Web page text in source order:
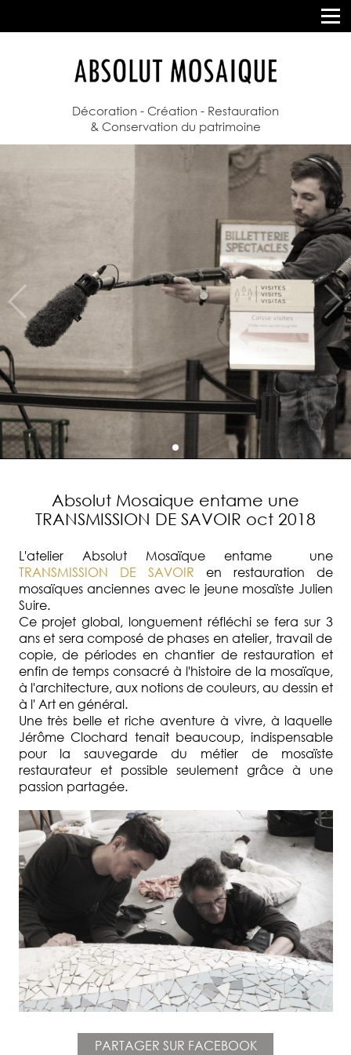
Décoration - Création - Restauration
& Conservation du patrimoine
Absolut Mosaique entame une
TRANSMISSION DE SAVOIR oct 2018
L'atelier Absolut Mosaïque entame une
TRANSMISSION DE SAVOIR en restauration de
mosaïques anciennes avec le jeune mosaïste Julien
Suire.
Ce projet global, longuement réfléchi se fera sur 3
ans et sera composé de phases en atelier, travail de
copie, de périodes en chantier de restauration et
enfin de temps consacré à l'histoire de la mosaïque,
à l'architecture, aux notions de couleurs, au dessin et
à l' Art en général.
Une très belle et riche aventure à vivre, à laquelle
Jérôme Clochard tenait beaucoup, indispensable
pour la sauvegarde du métier de mosaïste
restaurateur et possible seulement grâce à une
passion partagée.
PARTAGER SUR FACEBOOK